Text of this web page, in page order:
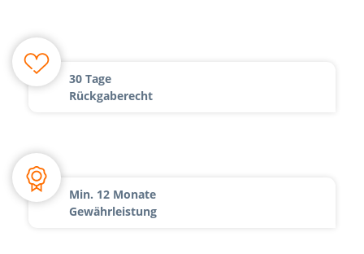
30 Tage
Rückgaberecht
Min. 12 Monate
Gewährleistung